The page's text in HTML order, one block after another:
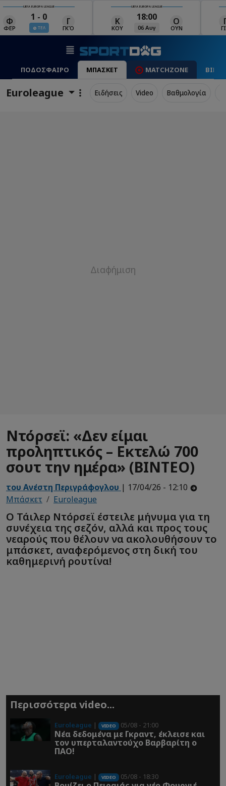
UEFA EUROPA LEAGUE
Κ 18:00
06 Αυγ ΟΥΝ
UEFA EUROPA LEAGUE
ΓΙΑ
19:00
06 Αυγ
Ρ
ΡΈΙ ΜΑΚ
ΠΟΔΟΣΦΑΙΡΟ ΜΠΑΣΚΕΤ MATCHZONE
Euroleague Ειδήσεις Video Βαθμολογία
Ντόρσεϊ: «Δεν είμαι
προληπτικός – Εκτελώ 700
σουτ την ημέρα» (ΒΙΝΤΕΟ)
του Ανέστη Περιγράφογλου | 17/04/26 - 12:10
Μπάσκετ
Euroleague
Ο Τάιλερ Ντόρσεϊ έστειλε μήνυμα για τη
συνέχεια της σεζόν, αλλά και προς τους
νεαρούς που θέλουν να ακολουθήσουν το
μπάσκετ, αναφερόμενος στη δική του
καθημερινή ρουτίνα!
Περισσότερα video...
Euroleague | VIDEO 05/08 - 21:00
Νέα δεδομένα με Γκραντ, έκλεισε και
τον υπερταλαντούχο Βαρβαρίτη ο
ΠΑΟ!
Euroleague | VIDEO 05/08 - 18:30